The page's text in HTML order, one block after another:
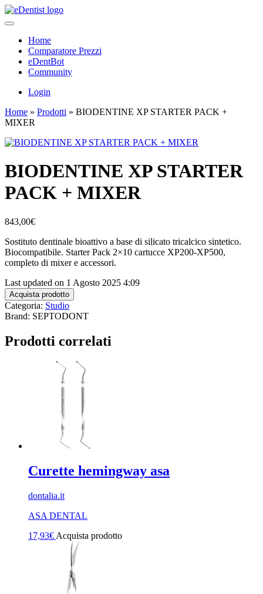
Home
Comparatore Prezzi
eDentBot
Community
Login
Home » Prodotti » BIODENTINE XP STARTER PACK +
MIXER
BIODENTINE XP STARTER
PACK + MIXER
843,00€
Sostituto dentinale bioattivo a base di silicato tricalcico sintetico.
Biocompatibile. Starter Pack 2×10 cartucce XP200-XP500,
completo di mixer e accessori.
Last updated on 1 Agosto 2025 4:09
Acquista prodotto
Categoria: Studio
Brand: SEPTODONT
Prodotti correlati
Curette hemingway asa
dontalia.it
ASA DENTAL
17,93€ Acquista prodotto